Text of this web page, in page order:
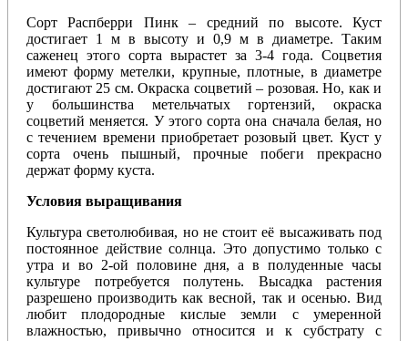
Сорт Распберри Пинк – средний по высоте. Куст
достигает 1 м в высоту и 0,9 м в диаметре. Таким
саженец этого сорта вырастет за 3-4 года. Соцветия
имеют форму метелки, крупные, плотные, в диаметре
достигают 25 см. Окраска соцветий – розовая. Но, как и
у большинства метельчатых гортензий, окраска
соцветий меняется. У этого сорта она сначала белая, но
с течением времени приобретает розовый цвет. Куст у
сорта очень пышный, прочные побеги прекрасно
держат форму куста.
Условия выращивания
Культура светолюбивая, но не стоит её высаживать под
постоянное действие солнца. Это допустимо только с
утра и во 2-ой половине дня, а в полуденные часы
культуре потребуется полутень. Высадка растения
разрешено производить как весной, так и осенью. Вид
любит плодородные кислые земли с умеренной
влажностью, привычно относится и к субстрату с